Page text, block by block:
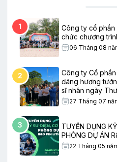
1
Công ty cổ
chức chương
06 Tháng 08
2
Công ty Cổ
dâng hương
sĩ nhân ngày
27 Tháng 07
3
TUYỂN DỤNG
PHÒNG DỰ ÁN
22 Tháng 05